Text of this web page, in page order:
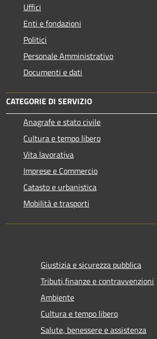
Uffici
Enti e fondazioni
Politici
Personale Amministrativo
Documenti e dati
CATEGORIE DI SERVIZIO
Anagrafe e stato civile
Cultura e tempo libero
Vita lavorativa
Imprese e Commercio
Catasto e urbanistica
Mobilità e trasporti
Giustizia e sicurezza pubblica
Tributi,finanze e contravvenzioni
Ambiente
Cultura e tempo libero
Salute, benessere e assistenza